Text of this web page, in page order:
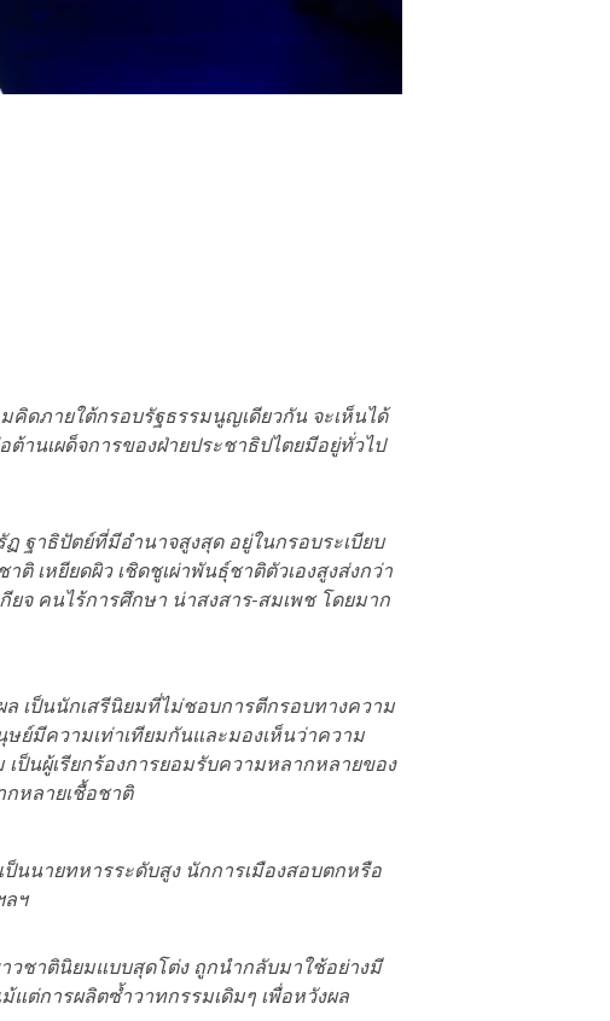
ดภายใต้กรอบรัฐธรรมนูญเดียวกัน จะเห็นได้
านเผด็จการของฝ่ายประชาธิปไตยมีอยู่ทั่วไป
ฐาธิปัตย์ที่มีอำนาจสูงสุด อยู่ในกรอบระเบียบ
เหยียดผิว เชิดชูเผ่าพันธุ์ชาติตัวเองสูงส่งกว่า
จ คนไร้การศึกษา น่าสงสาร-สมเพช โดยมาก
เป็นนักเสรีนิยมที่ไม่ชอบการตีกรอบทางความ
ย์มีความเท่าเทียมกันและมองเห็นว่าความ
ป็นผู้เรียกร้องการยอมรับความหลากหลายของ
หลายเชื้อชาติ
นนายทหารระดับสูง นักการเมืองสอบตกหรือ
ลฯ
วชาตินิยมแบบสุดโต่ง ถูกนำกลับมาใช้อย่างมี
ต่การผลิตซ้ำวาทกรรมเดิมๆ เพื่อหวังผล